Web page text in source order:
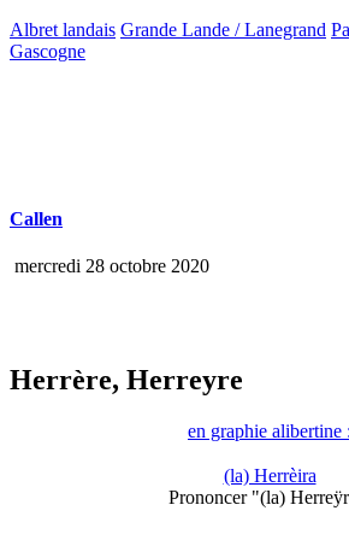
Albret landais Grande Lande / Lanegrand
Gascogne
Callen
mercredi 28 octobre 2020
Herrère, Herreyre
en graphie alibertine :
(la) Herrèira
Prononcer "(la)